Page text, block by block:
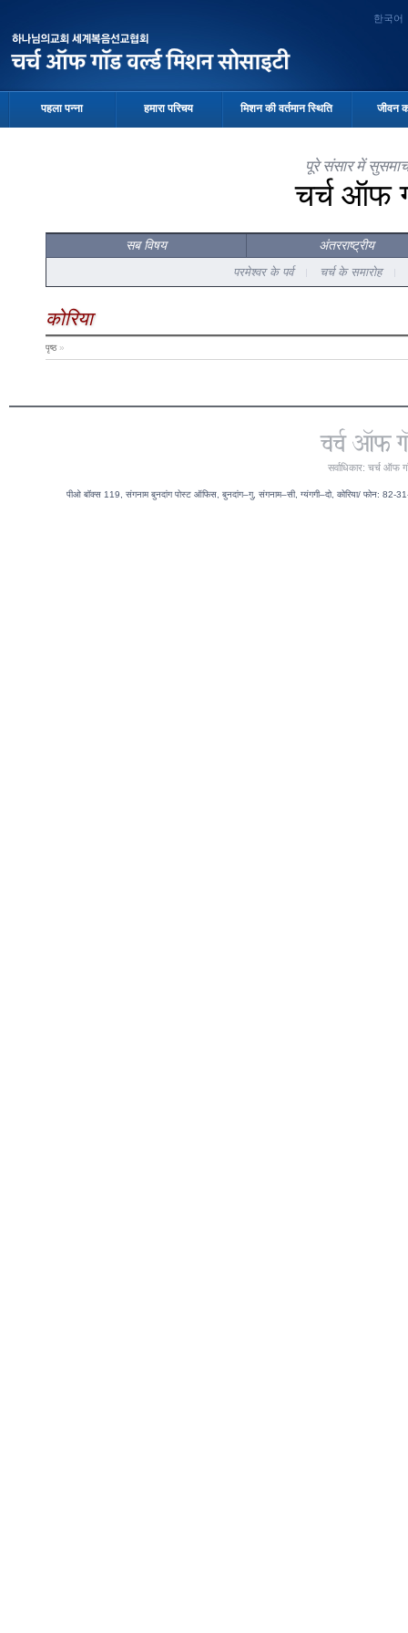
한국어
पहला पन्ना हमारा परिचय मिशन की वर्तमान स्थिति जीवन
पूरे संसार में
चर्च ऑफ
सब विषय अंतरराष्ट्रीय
परमेश्वर के पर्व चर्च के समारोह
कोरिया
पृष्ठ »
सर्वाधिकार: चर्च ऑफ
पीओ बॉक्स 119, संगनाम बुनदांग पोस्ट ऑफिस, बुनदांग–गु, संगनाम–सी, ग्यंगगी–दो, कोरिया/